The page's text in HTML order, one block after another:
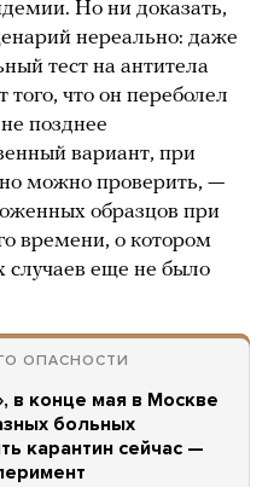
Но ни доказать,
нереально: даже
тест на антитела
того, что он переболел
позднее
вариант, при
можно проверить, —
образцов при
времени, о котором
случаев еще не было
ОПАСНОСТИ
в конце мая в Москве
больных
карантин сейчас —